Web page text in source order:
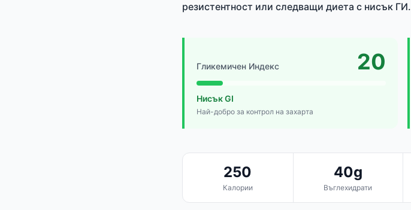
резистентност или следващи диета с нисък ГИ.
Гликемичен Индекс 20
Нисък GI
Най-добро за контрол на захарта
250
Калории
40g
Въглехидрати